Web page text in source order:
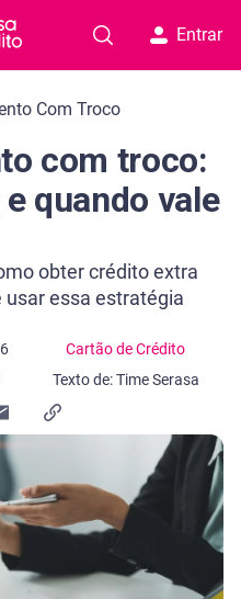
Entrar
Com Troco
com troco:
quando vale
obter crédito extra
usar essa estratégia
Cartão de Crédito
Texto de: Time Serasa